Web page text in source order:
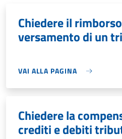
Chiedere il
versamento di un
VAI ALLA PAGINA
Chiedere la
crediti e debiti